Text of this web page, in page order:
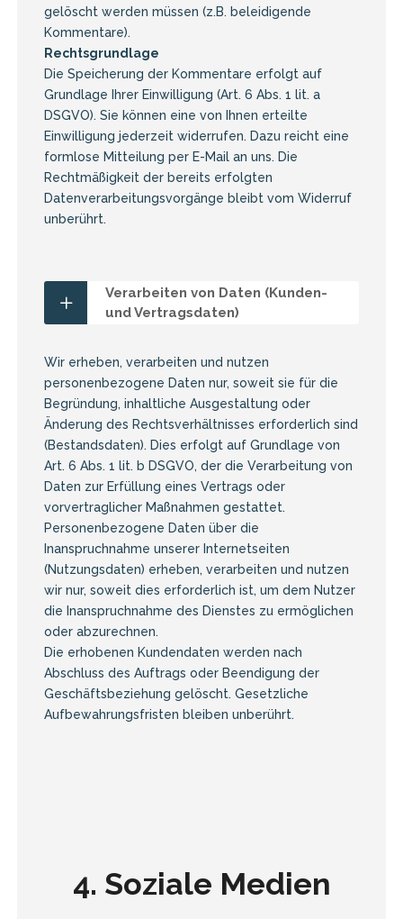
gelöscht werden müssen (z.B. beleidigende
Kommentare).
Rechtsgrundlage
Die Speicherung der Kommentare erfolgt auf
Grundlage Ihrer Einwilligung (Art. 6 Abs. 1 lit. a
DSGVO). Sie können eine von Ihnen erteilte
Einwilligung jederzeit widerrufen. Dazu reicht eine
formlose Mitteilung per E-Mail an uns. Die
Rechtmäßigkeit der bereits erfolgten
Datenverarbeitungsvorgänge bleibt vom Widerruf
unberührt.
Verarbeiten von Daten (Kunden-
und Vertragsdaten)
Wir erheben, verarbeiten und nutzen
personenbezogene Daten nur, soweit sie für die
Begründung, inhaltliche Ausgestaltung oder
Änderung des Rechtsverhältnisses erforderlich sind
(Bestandsdaten). Dies erfolgt auf Grundlage von
Art. 6 Abs. 1 lit. b DSGVO, der die Verarbeitung von
Daten zur Erfüllung eines Vertrags oder
vorvertraglicher Maßnahmen gestattet.
Personenbezogene Daten über die
Inanspruchnahme unserer Internetseiten
(Nutzungsdaten) erheben, verarbeiten und nutzen
wir nur, soweit dies erforderlich ist, um dem Nutzer
die Inanspruchnahme des Dienstes zu ermöglichen
oder abzurechnen.
Die erhobenen Kundendaten werden nach
Abschluss des Auftrags oder Beendigung der
Geschäftsbeziehung gelöscht. Gesetzliche
Aufbewahrungsfristen bleiben unberührt.
4. Soziale Medien